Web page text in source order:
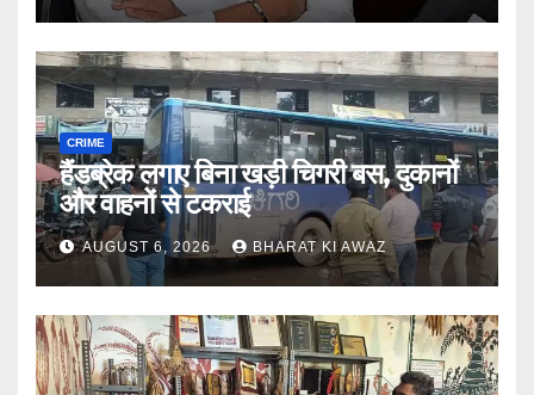
CRIME
हैंडब्रेक लगाए बिना खड़ी चिगरी बस, दुकानों
और वाहनों से टकराई
AUGUST 6, 2026 BHARAT KI AWAZ